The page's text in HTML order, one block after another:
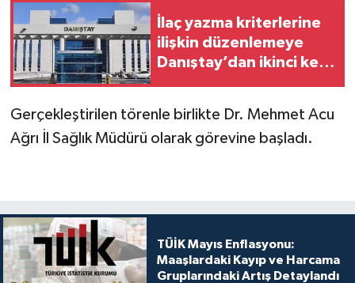
İlaç yazma kriterlerine
ilişkin düzenlemeye
Danıştay’dan ikinci kez
Gerçekleştirilen törenle birlikte Dr. Mehmet Acu
Ağrı İl Sağlık Müdürü olarak görevine başladı.
TÜİK Mayıs Enflasyonu:
Maaşlardaki Kayıp ve Harcama
Gruplarındaki Artış Detaylandı